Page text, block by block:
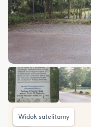
Widok satelitarny